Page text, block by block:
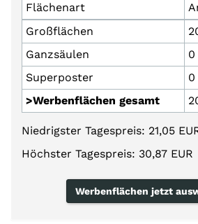
Flächenart
Großflächen
Ganzsäulen
0
Superposter
0
>Werbenflächen gesamt
Niedrigster Tagespreis: 21,05
Höchster Tagespreis: 30,87 EUR
Werbenflächen jetzt